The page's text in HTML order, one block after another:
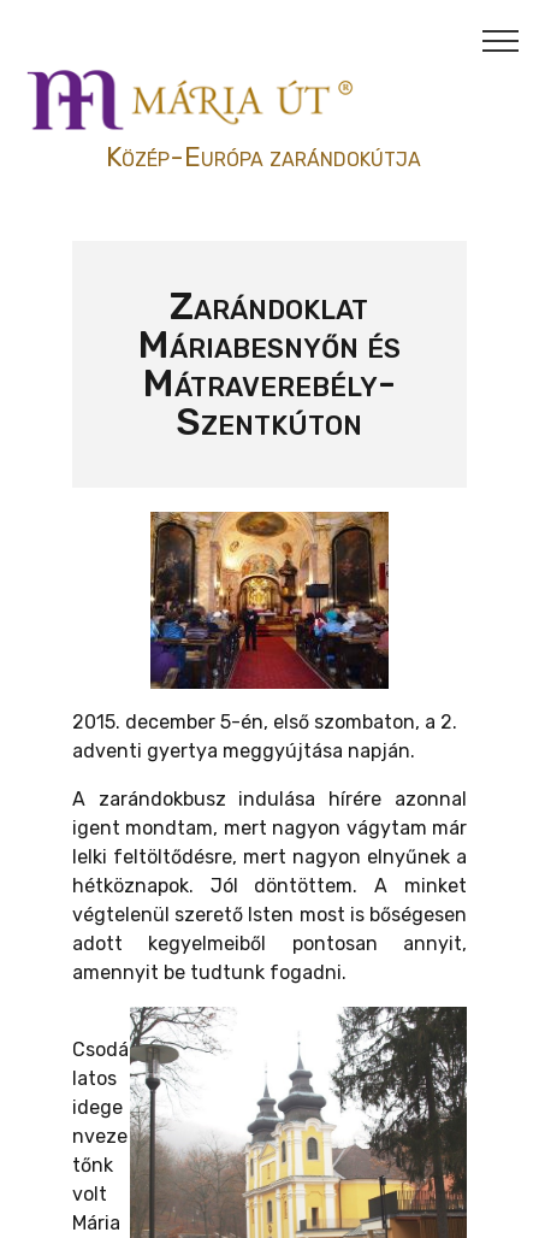
Közép-Európa zarándokútja
Zarándoklat
Máriabesnyőn és
Mátraverebély-
Szentkúton
2015. december 5-én, első szombaton, a 2.
adventi gyertya meggyújtása napján.
A zarándokbusz indulása hírére azonnal
igent mondtam, mert nagyon vágytam már
lelki feltöltődésre, mert nagyon elnyűnek a
hétköznapok. Jól döntöttem. A minket
végtelenül szerető Isten most is bőségesen
adott kegyelmeiből pontosan annyit,
amennyit be tudtunk fogadni.
Csodá
latos
idege
nveze
tőnk
volt
Mária